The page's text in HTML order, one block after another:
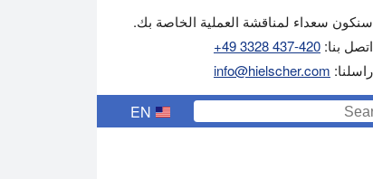
سنكون سعداء لمناقشة العملية الخاصة بك.
اتصل بنا: +49 3328 437-420
راسلنا: info@hielscher.com
EN